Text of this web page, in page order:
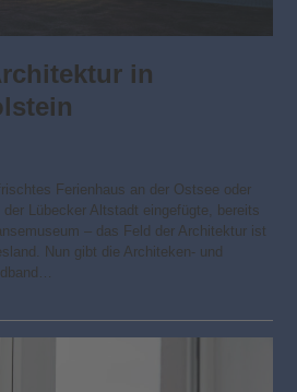
in
Ferienhaus an der Ostsee oder
Lübecker Altstadt eingefügte, bereits
– das Feld der Architektur ist
Nun gibt die Architeken- und